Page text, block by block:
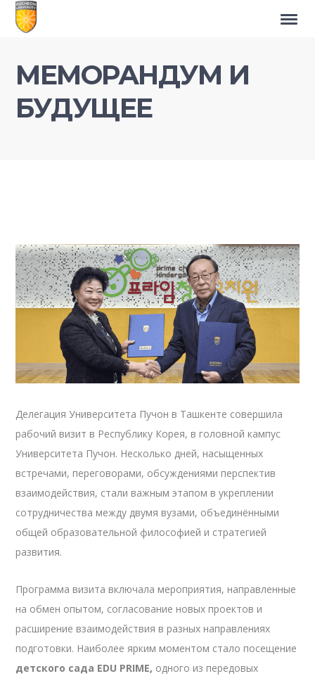
МЕМОРАНДУМ И
БУДУЩЕЕ
Делегация Университета Пучон в Ташкенте совершила
рабочий визит в Республику Корея, в головной кампус
Университета Пучон. Несколько дней, насыщенных
встречами, переговорами, обсуждениями перспектив
взаимодействия, стали важным этапом в укреплении
сотрудничества между двумя вузами, объединёнными
общей образовательной философией и стратегией
развития.
Программа визита включала мероприятия, направленные
на обмен опытом, согласование новых проектов и
расширение взаимодействия в разных направлениях
подготовки. Наиболее ярким моментом стало посещение
детского сада EDU PRIME, одного из передовых